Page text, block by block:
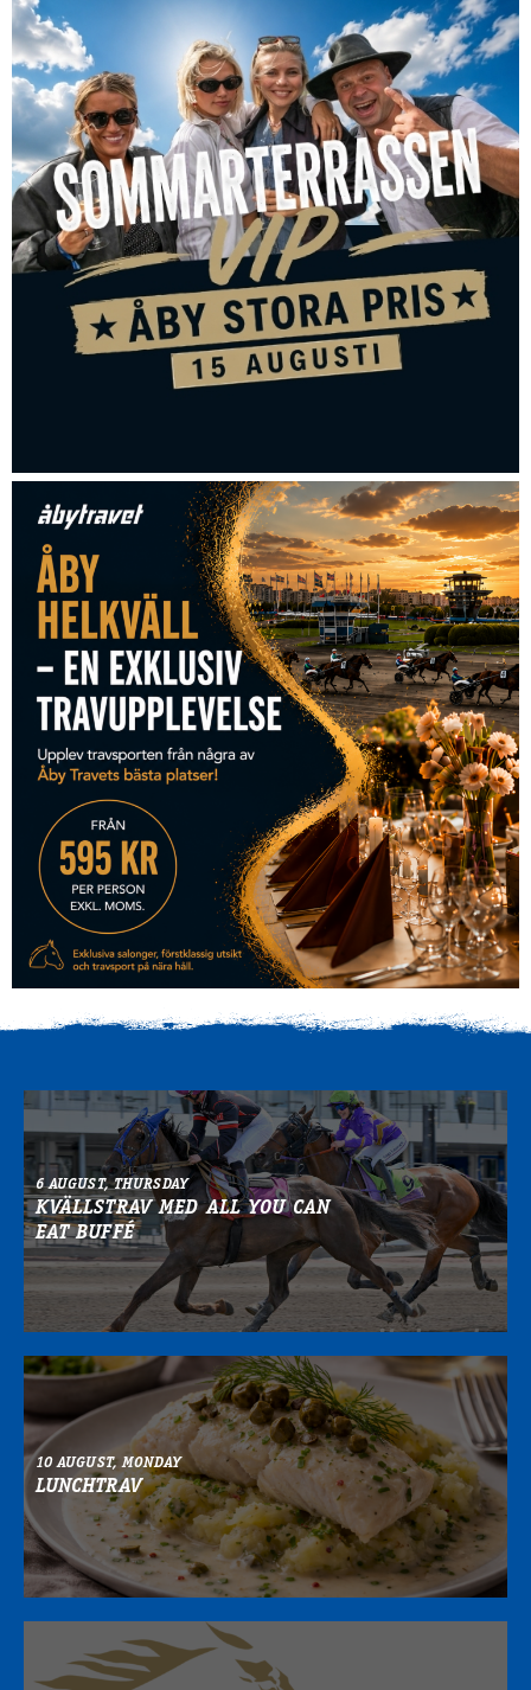
6 AUGUST, THURSDAY
KVÄLLSTRAV MED ALL YOU CAN
EAT BUFFÉ
10 AUGUST, MONDAY
LUNCHTRAV